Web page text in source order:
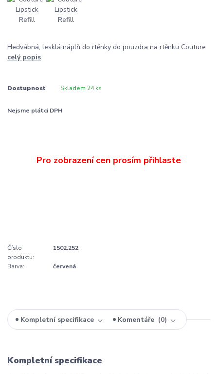
Hedvábná, lesklá náplň do rtěnky do pouzdra na rtěnku Couture
celý popis
Dostupnost Skladem 24 ks
Nejsme plátci DPH
Číslo
produktu:
1502.252
Barva: červená
Kompletní specifikace Komentáře 0
Kompletní specifikace